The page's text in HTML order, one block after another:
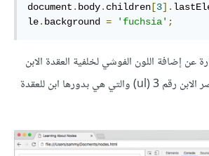
document . body. children [3].
le. background = 'fuchsia' ;
عن إضافة اللون الفوشي لخلفية العقدة الابن
الأخيرة (li) التابعة للعنصر الابن رقم 3 (ul) والتي هي بدورها ابن للعقدة